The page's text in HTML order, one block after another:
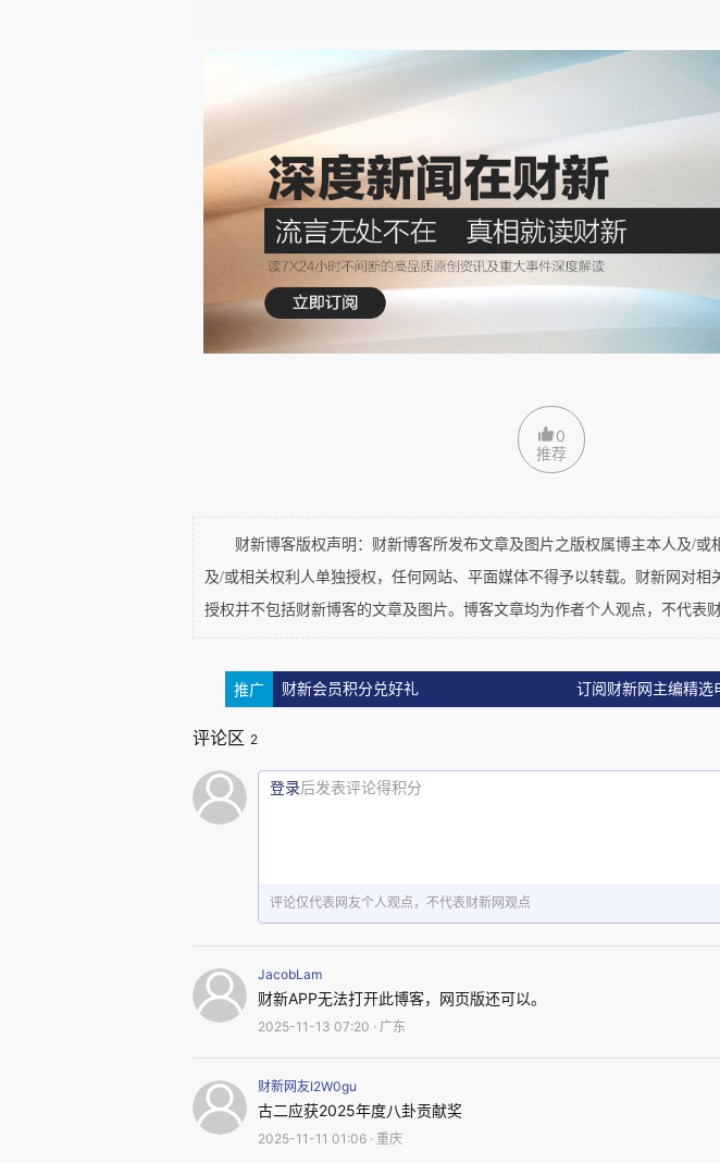
大陆地区刑法尚无此罪。
万事有因果。本事件中的署名权争议与录音的公布，是关
途径，有两败俱伤之虞。
0
推荐
财新博客版权声明：财新博客所发布文章及图片之版权属博主本人及/或
及/或相关权利人单独授权，任何网站、平面媒体不得予以转载。财新网对相
授权并不包括财新博客的文章及图片。博客文章均为作者个人观点，不代表
推广 财新会员积分兑好礼 订阅财新网主编精选
评论区 2
登录后发表评论得积分
评论仅代表网友个人观点，不代表财新网观点
JacobLam
财新APP无法打开此博客，网页版还可以。
2025-11-13 07:20 · 广东
财新网友I2W0gu
古二应获2025年度八卦贡献奖
2025-11-11 01:06 · 重庆